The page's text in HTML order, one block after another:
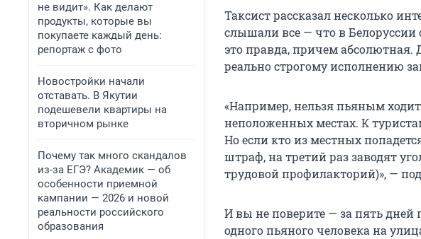
не видит». Как делают
продукты, которые вы
покупаете каждый день:
репортаж с фото
Новостройки начали
отставать. В Якутии
подешевели квартиры на
вторичном рынке
Почему так много скандалов
из-за ЕГЭ? Академик — об
особенности приемной
кампании — 2026 и новой
реальности российского
образования
Таксист рассказал несколько
слышали все — что в Белоруссии
это правда, причем абсолютная.
реально строгому исполнению
«Например, нельзя пьяным
неположенных местах. К
Но если кто из местных
штраф, на третий раз заводят
трудовой профилакторий)», —
И вы не поверите — за пять
одного пьяного человека на